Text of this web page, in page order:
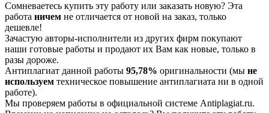
Сомневаетесь купить эту работу или заказать новую? Эта
работа ничем не отличается от новой на заказ, только
дешевле!
Зачастую авторы-исполнители из других фирм покупают
наши готовые работы и продают их Вам как новые, только в
разы дороже.
Антиплагиат данной работы 95,78% оригинальности (мы не
используем техническое повышение антиплагиата ни в одной
работе).
Мы проверяем работы в официальной системе Аntiplagiat.ru.